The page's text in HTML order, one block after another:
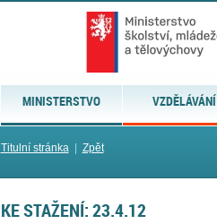
MINISTERSTVO VZDĚLÁVÁNÍ
Titulní stránka| Zpět
KE STAŽENÍ: 23.4.12